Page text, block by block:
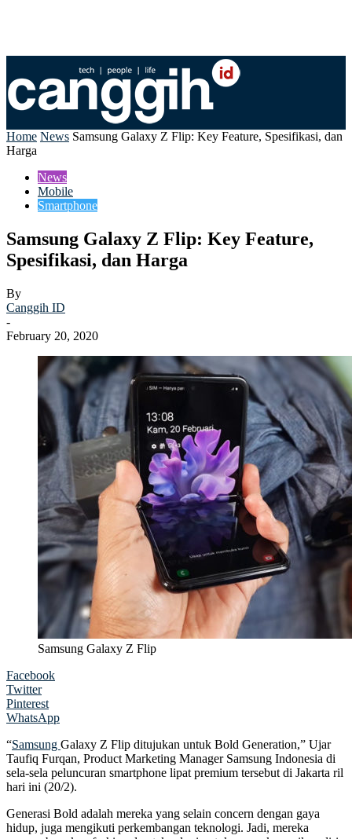
Home News Samsung Galaxy Z Flip: Key Feature, Spesifikasi, dan
Harga
News
Mobile
Smartphone
Samsung Galaxy Z Flip: Key Feature,
Spesifikasi, dan Harga
By
Canggih ID
-
February 20, 2020
Samsung Galaxy Z Flip
Facebook
Twitter
Pinterest
WhatsApp
“Samsung Galaxy Z Flip ditujukan untuk Bold Generation,” Ujar
Taufiq Furqan, Product Marketing Manager Samsung Indonesia di
sela-sela peluncuran smartphone lipat premium tersebut di Jakarta ril
hari ini (20/2).
Generasi Bold adalah mereka yang selain concern dengan gaya
hidup, juga mengikuti perkembangan teknologi. Jadi, mereka